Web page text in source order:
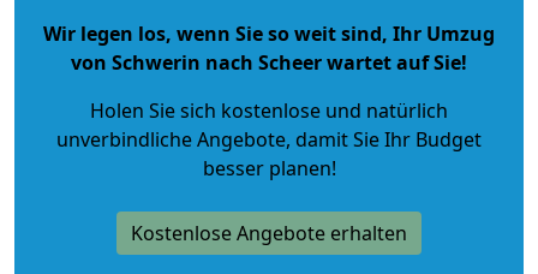
Wir legen los, wenn Sie so weit sind, Ihr Umzug
von Schwerin nach Scheer wartet auf Sie!
Holen Sie sich kostenlose und natürlich
unverbindliche Angebote, damit Sie Ihr Budget
besser planen!
Kostenlose Angebote erhalten